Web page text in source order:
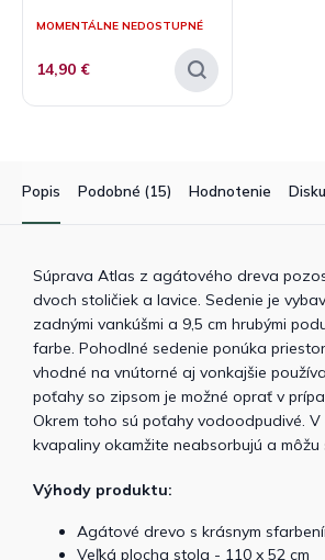
MOMENTÁLNE NEDOSTUPNÉ
14,90 €
Popis Podobné (15) Hodnotenie
Súprava Atlas z agátového dreva
dvoch stoličiek a lavice. Sedenie je
zadnými vankúšmi a 9,5 cm hrubými
farbe. Pohodlné sedenie ponúka
vhodné na vnútorné aj vonkajšie
poťahy so zipsom je možné oprať v
Okrem toho sú poťahy vodoodpudivé.
kvapaliny okamžite neabsorbujú a
Výhody produktu:
Agátové drevo s krásnym
Veľká plocha stola - 110 x 52 cm